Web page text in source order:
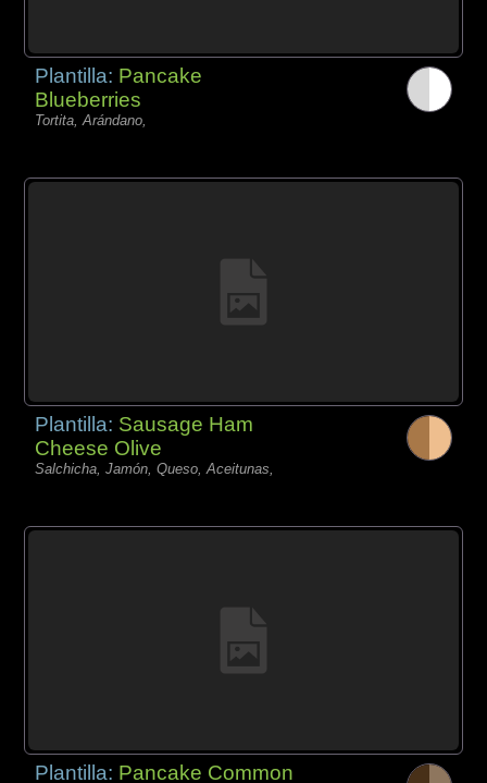
Plantilla: Pancake
Blueberries
Tortita, Arándano,
Plantilla: Sausage Ham
Cheese Olive
Salchicha, Jamón, Queso, Aceitunas,
Plantilla: Pancake Common